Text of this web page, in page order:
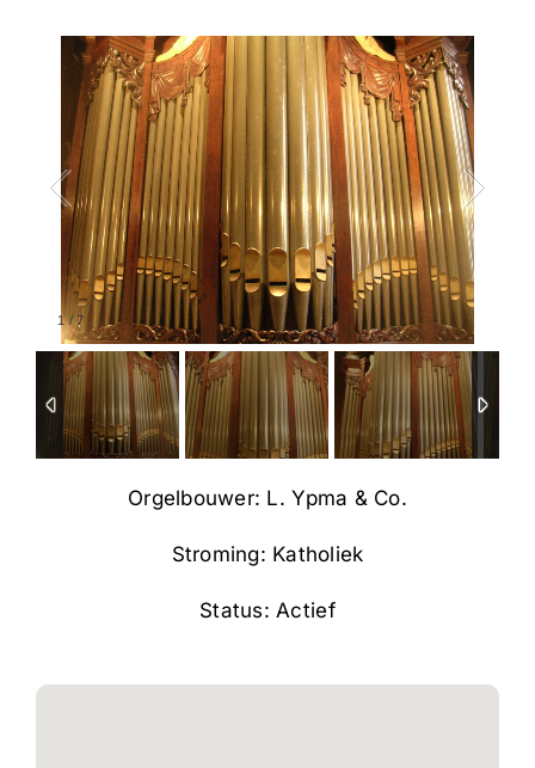
1/7
Orgelbouwer: L. Ypma & Co.
Stroming: Katholiek
Status: Actief